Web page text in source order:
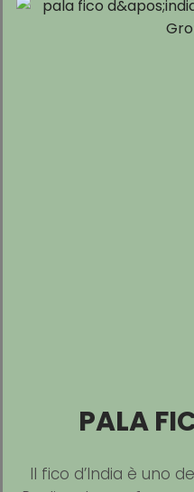
PALA
Il fico d’India è uno